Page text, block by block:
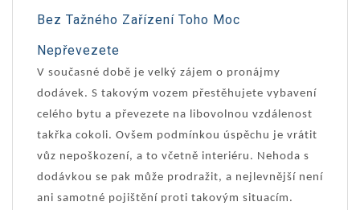
Bez Tažného Zařízení Toho Moc
Nepřevezete
V současné době je velký zájem o pronájmy
dodávek. S takovým vozem přestěhujete vybavení
celého bytu a převezete na libovolnou vzdálenost
takřka cokoli. Ovšem podmínkou úspěchu je vrátit
vůz nepoškození, a to včetně interiéru. Nehoda s
dodávkou se pak může prodražit, a nejlevnější není
ani samotné pojištění proti takovým situacím.